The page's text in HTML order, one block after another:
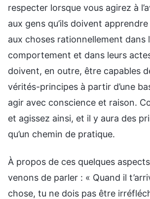
respecter lorsque vous agirez à
aux gens qu’ils doivent
aux choses rationnellement dans
comportement et dans leurs
doivent, en outre, être capables
vérités-principes à partir d’une
agir avec conscience et raison.
et agissez ainsi, et il y aura des
qu’un chemin de pratique.
À propos de ces quelques
venons de parler : « Quand il
chose, tu ne dois pas être